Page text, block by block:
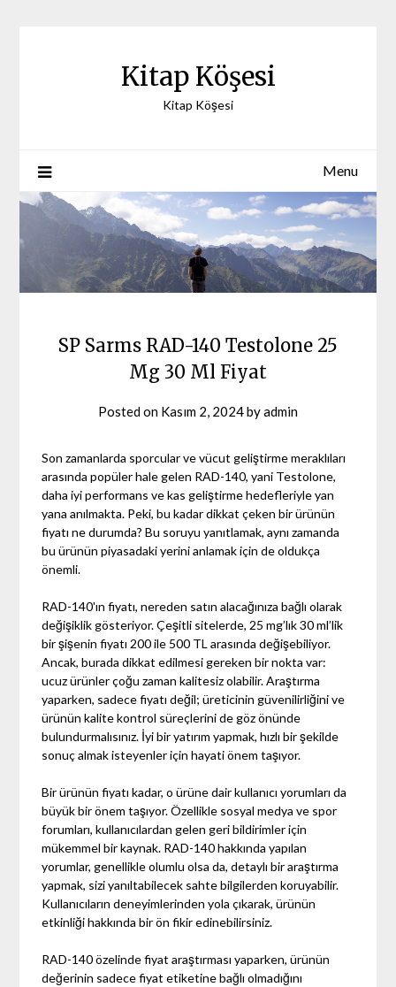
Kitap Köşesi
Kitap Köşesi
Menu
SP Sarms RAD-140 Testolone 25
Mg 30 Ml Fiyat
Posted on Kasım 2, 2024byadmin
Son zamanlarda sporcular ve vücut geliştirme meraklıları
arasında popüler hale gelen RAD-140, yani Testolone,
daha iyi performans ve kas geliştirme hedefleriyle yan
yana anılmakta. Peki, bu kadar dikkat çeken bir ürünün
fiyatı ne durumda? Bu soruyu yanıtlamak, aynı zamanda
bu ürünün piyasadaki yerini anlamak için de oldukça
önemli.
RAD-140'ın fiyatı, nereden satın alacağınıza bağlı olarak
değişiklik gösteriyor. Çeşitli sitelerde, 25 mg’lık 30 ml’lik
bir şişenin fiyatı 200 ile 500 TL arasında değişebiliyor.
Ancak, burada dikkat edilmesi gereken bir nokta var:
ucuz ürünler çoğu zaman kalitesiz olabilir. Araştırma
yaparken, sadece fiyatı değil; üreticinin güvenilirliğini ve
ürünün kalite kontrol süreçlerini de göz önünde
bulundurmalısınız. İyi bir yatırım yapmak, hızlı bir şekilde
sonuç almak isteyenler için hayati önem taşıyor.
Bir ürünün fiyatı kadar, o ürüne dair kullanıcı yorumları da
büyük bir önem taşıyor. Özellikle sosyal medya ve spor
forumları, kullanıcılardan gelen geri bildirimler için
mükemmel bir kaynak. RAD-140 hakkında yapılan
yorumlar, genellikle olumlu olsa da, detaylı bir araştırma
yapmak, sizi yanıltabilecek sahte bilgilerden koruyabilir.
Kullanıcıların deneyimlerinden yola çıkarak, ürünün
etkinliği hakkında bir ön fikir edinebilirsiniz.
RAD-140 özelinde fiyat araştırması yaparken, ürünün
değerinin sadece fiyat etiketine bağlı olmadığını